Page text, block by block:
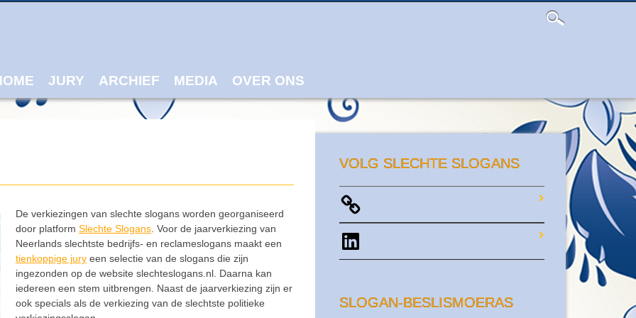
JURY ARCHIEF MEDIA OVER ONS
De verkiezingen van slechte slogans worden georganiseerd
door platform Slechte Slogans. Voor de jaarverkiezing van
Neerlands slechtste bedrijfs- en reclameslogans maakt een
tienkoppige juryeen selectie van de slogans die zijn
ingezonden op de website slechteslogans.nl. Daarna kan
iedereen een stem uitbrengen. Naast de jaarverkiezing zijn er
ook specials als de verkiezing van de slechtste politieke
VOLG SLECHTE SLOGANS
LinkedIn
SLOGAN-BESLISMOERAS